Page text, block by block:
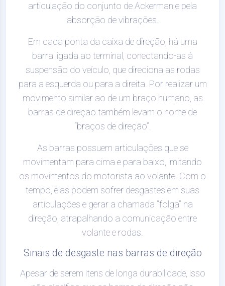
articulação do conjunto de Ackerman e pela
absorção de vibrações.
Em cada ponta da caixa de direção, há uma
barra ligada ao terminal, conectando-as à
suspensão do veículo, que direciona as rodas
para a esquerda ou para a direita. Por realizar um
movimento similar ao de um braço humano, as
barras de direção também levam o nome de
“braços de direção”.
As barras possuem articulações que se
movimentam para cima e para baixo, imitando
os movimentos do motorista ao volante. Com o
tempo, elas podem sofrer desgastes em suas
articulações e gerar a chamada “folga” na
direção, atrapalhando a comunicação entre
volante e rodas.
Sinais de desgaste nas barras de direção
Apesar de serem itens de longa durabilidade, isso